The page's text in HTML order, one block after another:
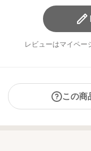
【ご使用方法】
指先に適量をとり、ま
【商品サイズ】
31.0×23.0x85.0㎜
【特定原材料に準ずる
レビューはマイペー
この商